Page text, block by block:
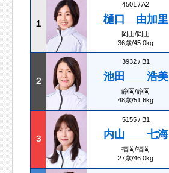
１
4501 /A2
樋口 由加里
岡山/岡山
36歳/45.0kg
２
3932 / B1
池田 浩美
静岡/静岡
48歳/51.6kg
３
5155 / B1
内山 七海
福岡/福岡
27歳/46.0kg